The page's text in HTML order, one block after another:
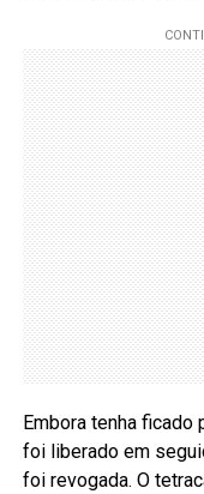
Embora tenha ficado
foi liberado em
foi revogada. O